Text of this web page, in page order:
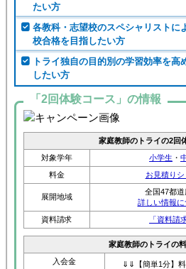
たい方
各教科・志望校のスペシャリストに
校合格を目指したい方
トライ独自の目的別の学習効率を高
したい方
「2回体験コース」の情報
家庭教師のトライの2回
対象学年
小学生 ・
料金
お見積り
展開地域
全国47都
詳しい情報
資料請求
「資料請
家庭教師のトライの
入会金
⇓⇓【簡単1分】